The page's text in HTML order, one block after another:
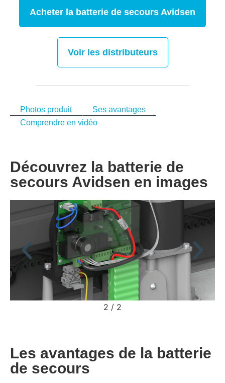
Acheter la batterie de secours Avidsen
Voir les distributeurs
Photos produit
Ses avantages
Comprendre en vidéo
Découvrez la batterie de
secours Avidsen en images
2 / 2
Les avantages de la batterie
de secours